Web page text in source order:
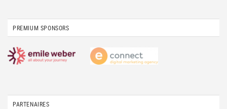
PREMIUM SPONSORS
PARTENAIRES